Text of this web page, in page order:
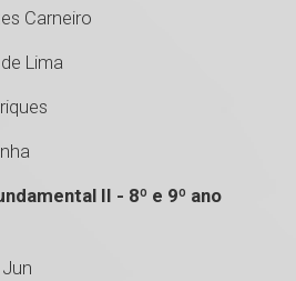
Carneiro
Lima
II - 8º e 9º ano